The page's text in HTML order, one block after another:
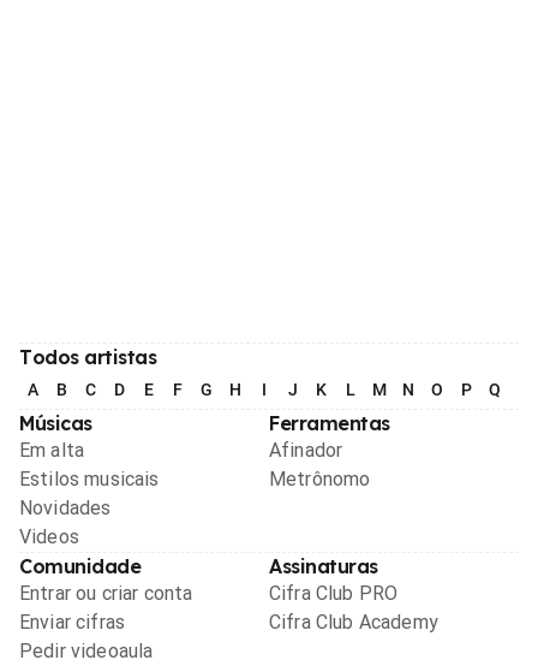
Todos artistas
A B C D E F G H I J K L M N O P Q
Músicas
Em alta
Estilos musicais
Novidades
Videos
Ferramentas
Afinador
Metrônomo
Comunidade
Entrar ou criar conta
Enviar cifras
Pedir videoaula
Assinaturas
Cifra Club PRO
Cifra Club Academy